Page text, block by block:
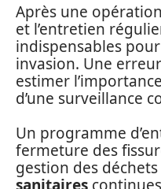
Après une
et l’entretien
indispensables
invasion. Une
estimer
d’une surveillance
Un programme
fermeture des
gestion des